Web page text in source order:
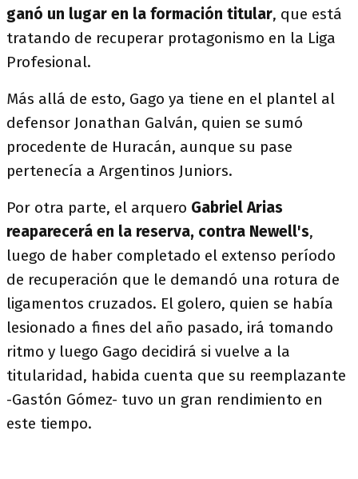
ganó un lugar en la formación titular, que está
tratando de recuperar protagonismo en la Liga
Profesional.
Más allá de esto, Gago ya tiene en el plantel al
defensor Jonathan Galván, quien se sumó
procedente de Huracán, aunque su pase
pertenecía a Argentinos Juniors.
Por otra parte, el arquero Gabriel Arias
reaparecerá en la reserva, contra Newell's,
luego de haber completado el extenso período
de recuperación que le demandó una rotura de
ligamentos cruzados. El golero, quien se había
lesionado a fines del año pasado, irá tomando
ritmo y luego Gago decidirá si vuelve a la
titularidad, habida cuenta que su reemplazante
-Gastón Gómez- tuvo un gran rendimiento en
este tiempo.